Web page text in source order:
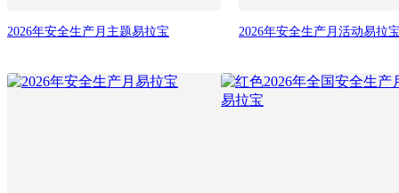
2026年安全生产月主题易拉宝 2026年安全生产月活动易拉